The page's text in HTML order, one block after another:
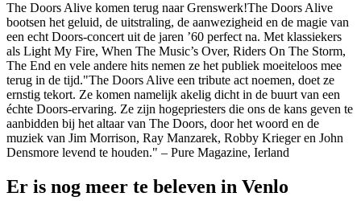
The Doors Alive komen terug naar Grenswerk!The Doors Alive
bootsen het geluid, de uitstraling, de aanwezigheid en de magie van
een echt Doors-concert uit de jaren ’60 perfect na. Met klassiekers
als Light My Fire, When The Music’s Over, Riders On The Storm,
The End en vele andere hits nemen ze het publiek moeiteloos mee
terug in de tijd."The Doors Alive een tribute act noemen, doet ze
ernstig tekort. Ze komen namelijk akelig dicht in de buurt van een
échte Doors-ervaring. Ze zijn hogepriesters die ons de kans geven te
aanbidden bij het altaar van The Doors, door het woord en de
muziek van Jim Morrison, Ray Manzarek, Robby Krieger en John
Densmore levend te houden." – Pure Magazine, Ierland
Er is nog meer te beleven in Venlo